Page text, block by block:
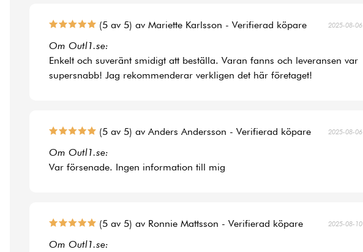
(5 av 5) av Mariette Karlsson - Verifierad köpare 2025-08-06
Om Outl1.se:
Enkelt och suveränt smidigt att beställa. Varan fanns och leveransen var
supersnabb! Jag rekommenderar verkligen det här företaget!
(5 av 5) av Anders Andersson - Verifierad köpare 2025-08-06
Om Outl1.se:
Var försenade. Ingen information till mig
(5 av 5) av Ronnie Mattsson - Verifierad köpare 2025-08-10
Om Outl1.se: